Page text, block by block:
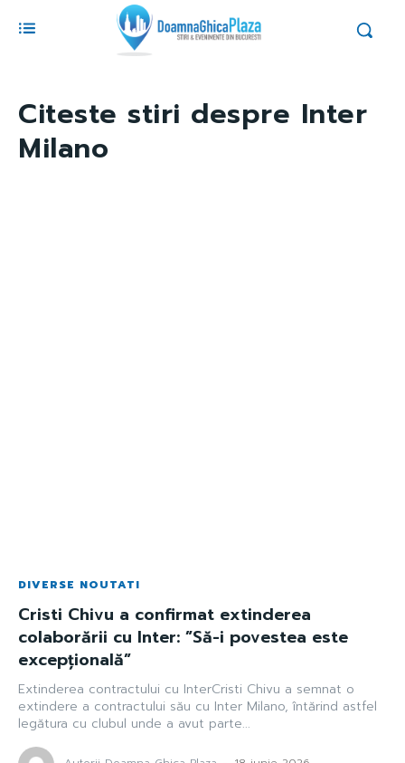
Citeste stiri despre Inter
Milano
DIVERSE NOUTATI
Cristi Chivu a confirmat extinderea
colaborării cu Inter: ”Să-i povestea este
excepțională”
Extinderea contractului cu InterCristi Chivu a semnat o
extindere a contractului său cu Inter Milano, întărind astfel
legătura cu clubul unde a avut parte...